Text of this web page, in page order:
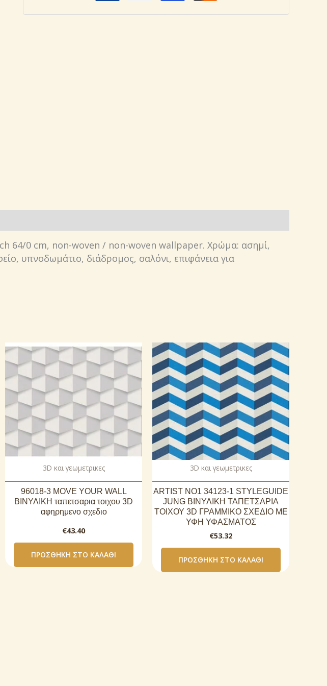
64/0 cm, non-woven / non-woven wallpaper. Χρώμα: ασημί,
υπνοδωμάτιο, διάδρομος, σαλόνι, επιφάνεια για
3D και γεωμετρικες
96018-3 MOVE YOUR WALL
ΒΙΝΥΛΙΚΗ ταπετσαρια τοιχου 3D
αφηρημενο σχεδιο
€43.40
ΠΡΟΣΘΉΚΗ ΣΤΟ ΚΑΛΆΘΙ
3D και γεωμετρικες
ARTIST NO1 34123-1 STYLEGUIDE
JUNG ΒΙΝΥΛΙΚΗ ΤΑΠΕΤΣΑΡΙΑ
ΤΟΙΧΟΥ 3D ΓΡΑΜΜΙΚΟ ΣΧΕΔΙΟ ΜΕ
ΥΦΗ ΥΦΑΣΜΑΤΟΣ
€53.32
ΠΡΟΣΘΉΚΗ ΣΤΟ ΚΑΛΆΘΙ